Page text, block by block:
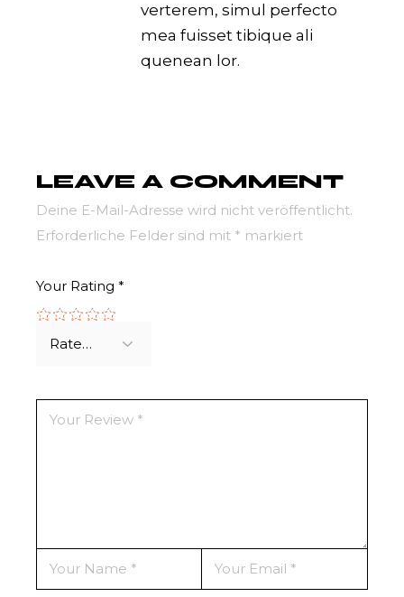
verterem, simul perfecto
mea fuisset tibique ali
quenean lor.
LEAVE A COMMENT
Deine E-Mail-Adresse wird nicht veröffentlicht.
Erforderliche Felder sind mit * markiert
Your Rating*